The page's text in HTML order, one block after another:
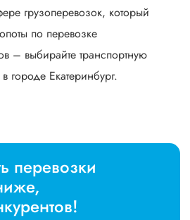
грузоперевозок, который
по перевозке
– выбирайте транспортную
городе Екатеринбург.
перевозки